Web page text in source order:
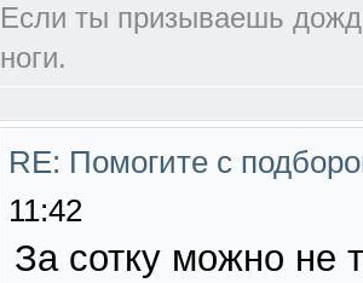
Если ты призываешь
ноги.
RE: Помогите с
11:42
За сотку можно не